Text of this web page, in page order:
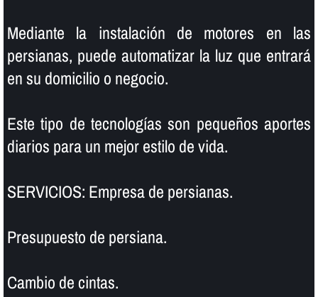
Mediante la instalación de motores en las
persianas, puede automatizar la luz que entrará
en su domicilio o negocio.
Este tipo de tecnologí­as son pequeños aportes
diarios para un mejor estilo de vida.
SERVICIOS: Empresa de persianas.
Presupuesto de persiana.
Cambio de cintas.